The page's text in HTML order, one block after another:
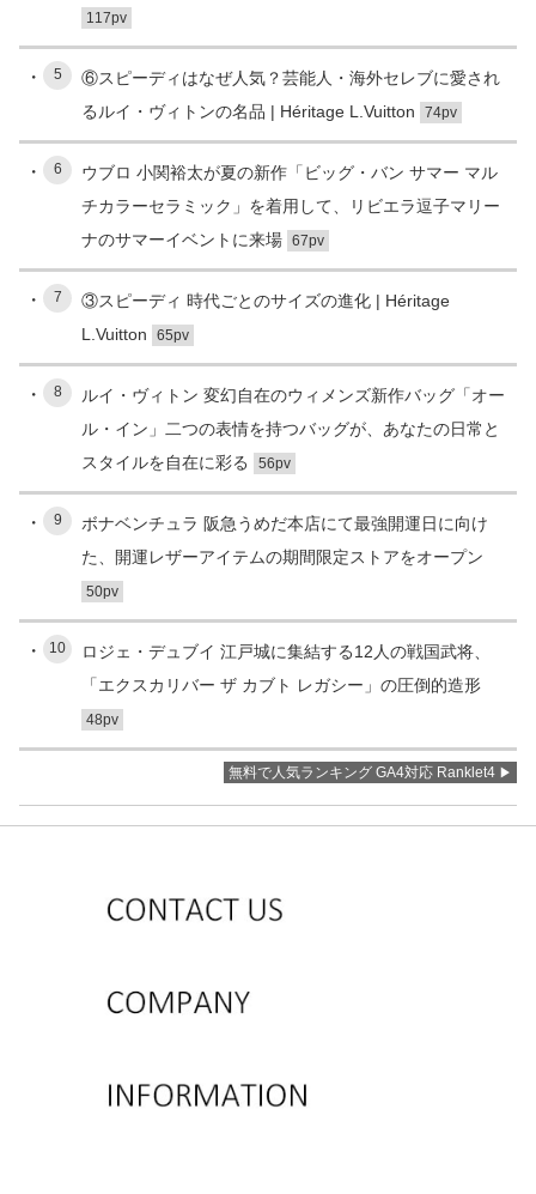
117pv
5
⑥スピーディはなぜ人気？芸能人・海外セレブに愛され
るルイ・ヴィトンの名品 | Héritage L.Vuitton
74pv
6
ウブロ 小関裕太が夏の新作「ビッグ・バン サマー マル
チカラーセラミック」を着用して、リビエラ逗子マリー
ナのサマーイベントに来場 67pv
7
③スピーディ 時代ごとのサイズの進化 | Héritage
L.Vuitton
65pv
8
ルイ・ヴィトン 変幻自在のウィメンズ新作バッグ「オー
ル・イン」二つの表情を持つバッグが、あなたの日常と
スタイルを自在に彩る
56pv
9
ボナベンチュラ 阪急うめだ本店にて最強開運日に向け
た、開運レザーアイテムの期間限定ストアをオープン
50pv
10
ロジェ・デュブイ 江戸城に集結する12人の戦国武将、
「エクスカリバー ザ カブト レガシー」の圧倒的造形
48pv
無料で人気ランキング GA4対応 Ranklet4